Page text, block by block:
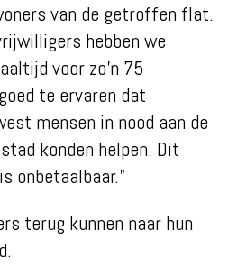
van de getroffen flat.
hebben we
voor zo’n 75
te ervaren dat
mensen in nood aan de
konden helpen. Dit
onbetaalbaar.”
terug kunnen naar hun